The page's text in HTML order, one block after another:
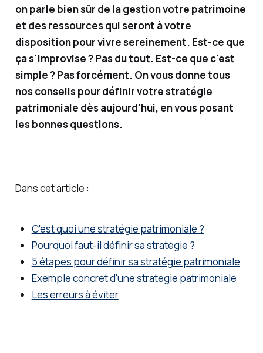
on parle bien sûr de la gestion votre patrimoine
et des ressources qui seront à votre
disposition pour vivre sereinement. Est-ce que
ça s'improvise ? Pas du tout. Est-ce que c'est
simple ? Pas forcément. On vous donne tous
nos conseils pour définir votre stratégie
patrimoniale dès aujourd'hui, en vous posant
les bonnes questions.
Dans cet article :
C'est quoi une stratégie patrimoniale ?
Pourquoi faut-il définir sa stratégie ?
5 étapes pour définir sa stratégie patrimoniale
Exemple concret d'une stratégie patrimoniale
Les erreurs à éviter
nts
financi
ers, je
vous
partag
e des
solutio
moins
gérer
et faire
fructifi
er votre
capital.